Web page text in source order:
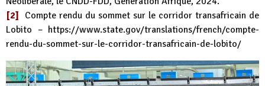
[2] Compte rendu du sommet sur le corridor transafricain de
Lobito – https://www.state.gov/translations/french/compte-
rendu-du-sommet-sur-le-corridor-transafricain-de-lobito/